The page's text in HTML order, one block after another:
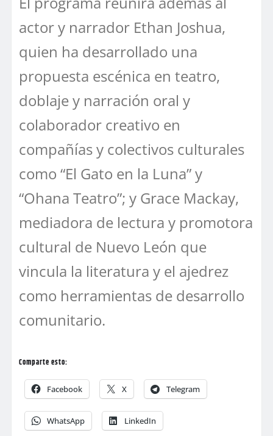
actor y narrador Ethan Joshua,
quien ha desarrollado una
propuesta escénica en teatro,
doblaje y narración oral y
colaborador creativo en
compañías y colectivos culturales
como “El Gato en la Luna” y
“Ohana Teatro”; y Grace Mackay,
mediadora de lectura y promotora
cultural de Nuevo León que
vincula la literatura y el ajedrez
como herramientas de desarrollo
comunitario.
Comparte esto:
Facebook X Telegram
WhatsApp LinkedIn